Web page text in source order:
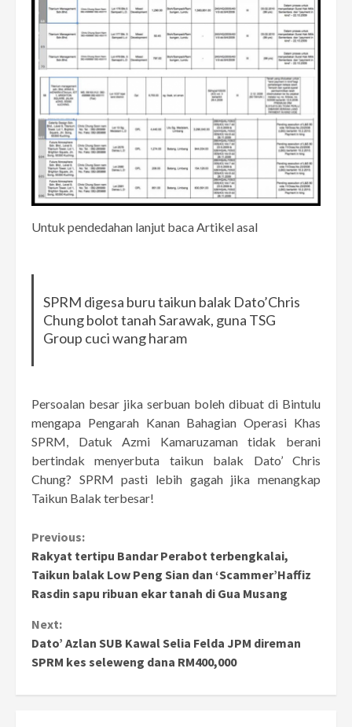
Untuk pendedahan lanjut baca Artikel asal
SPRM digesa buru taikun balak Dato’Chris
Chung bolot tanah Sarawak, guna TSG
Group cuci wang haram
Persoalan besar jika serbuan boleh dibuat di Bintulu
mengapa Pengarah Kanan Bahagian Operasi Khas
SPRM, Datuk Azmi Kamaruzaman tidak berani
bertindak menyerbuta taikun balak Dato’ Chris
Chung? SPRM pasti lebih gagah jika menangkap
Taikun Balak terbesar!
Continue
Reading
Previous:
Rakyat tertipu Bandar Perabot terbengkalai,
Taikun balak Low Peng Sian dan ‘Scammer’Haffiz
Rasdin sapu ribuan ekar tanah di Gua Musang
Next:
Dato’ Azlan SUB Kawal Selia Felda JPM direman
SPRM kes seleweng dana RM400,000